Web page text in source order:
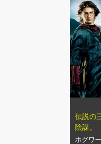
伝説の
陰謀。
ホグワ